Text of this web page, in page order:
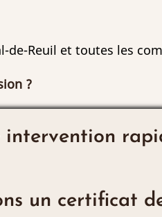
de-Reuil et toutes les
?
un certificat